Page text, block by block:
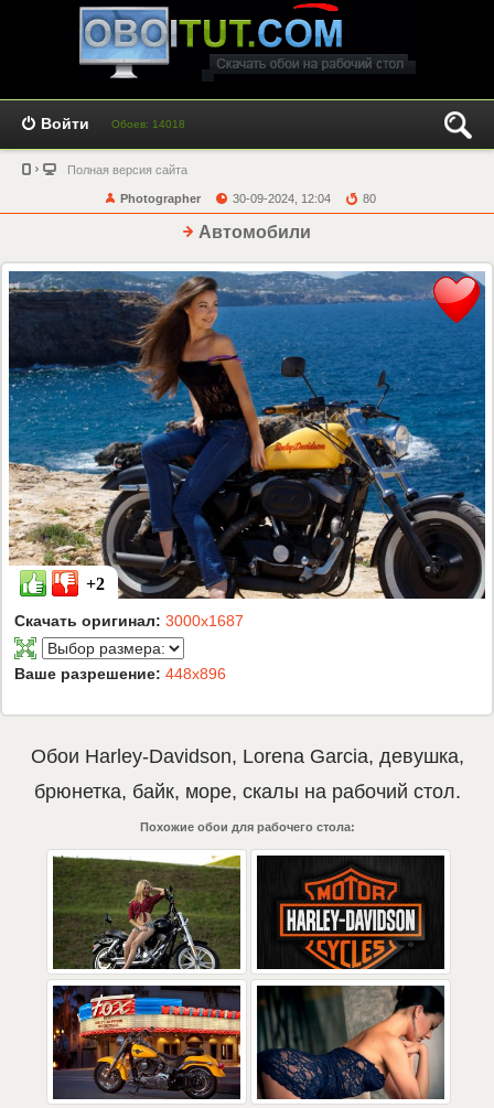
Войти Обоев: 14018
Полная версия сайта
Photographer 30-09-2024, 12:04 80
Автомобили
+2
Скачать оригинал: 3000x1687
Ваше разрешение: 448x896
Обои Harley-Davidson, Lorena Garcia, девушка,
брюнетка, байк, море, скалы на рабочий стол.
Похожие обои для рабочего стола: